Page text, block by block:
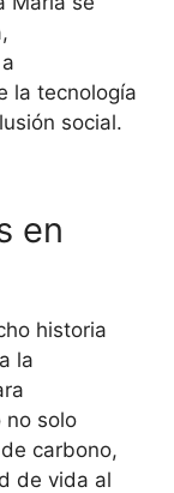
la tecnología
social.
en
historia
la
no solo
carbono,
de vida al